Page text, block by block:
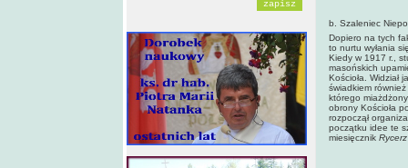
b. Szaleniec
Dopiero na tych
to nurtu wyłania
Kiedy w 1917 r.,
masońskich
Kościoła. Widział
świadkiem
którego miażdżony
obrony Kościoła
rozpoczął
początku idee te
miesięcznik